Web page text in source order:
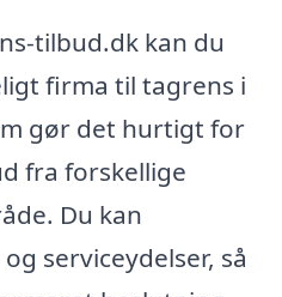
tilbud.dk kan du
firma til tagrens i
gør det hurtigt for
fra forskellige
Du kan
serviceydelser, så